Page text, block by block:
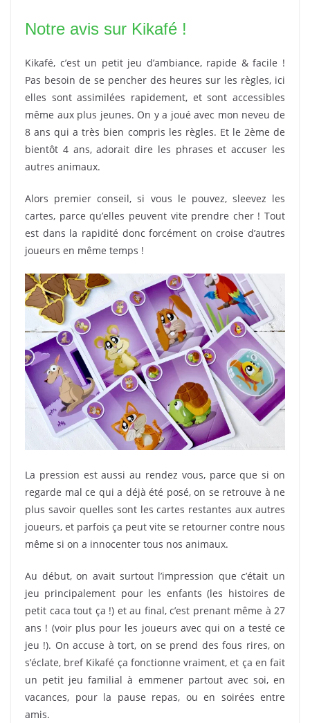
Notre avis sur Kikafé !
Kikafé, c’est un petit jeu d’ambiance, rapide & facile !
Pas besoin de se pencher des heures sur les règles, ici
elles sont assimilées rapidement, et sont accessibles
même aux plus jeunes. On y a joué avec mon neveu de
8 ans qui a très bien compris les règles. Et le 2ème de
bientôt 4 ans, adorait dire les phrases et accuser les
autres animaux.
Alors premier conseil, si vous le pouvez, sleevez les
cartes, parce qu’elles peuvent vite prendre cher ! Tout
est dans la rapidité donc forcément on croise d’autres
joueurs en même temps !
La pression est aussi au rendez vous, parce que si on
regarde mal ce qui a déjà été posé, on se retrouve à ne
plus savoir quelles sont les cartes restantes aux autres
joueurs, et parfois ça peut vite se retourner contre nous
même si on a innocenter tous nos animaux.
Au début, on avait surtout l’impression que c’était un
jeu principalement pour les enfants (les histoires de
petit caca tout ça !) et au final, c’est prenant même à 27
ans ! (voir plus pour les joueurs avec qui on a testé ce
jeu !). On accuse à tort, on se prend des fous rires, on
s’éclate, bref Kikafé ça fonctionne vraiment, et ça en fait
un petit jeu familial à emmener partout avec soi, en
vacances, pour la pause repas, ou en soirées entre
amis.